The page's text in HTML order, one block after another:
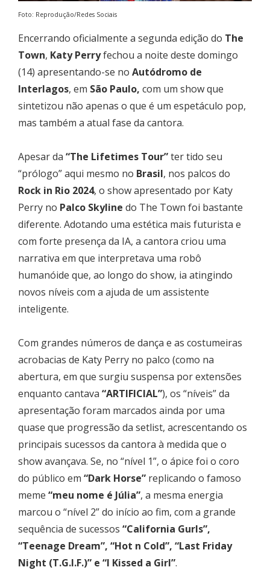
Foto: Reprodução/Redes Sociais
Encerrando oficialmente a segunda edição do The
Town, Katy Perryfechou a noite deste domingo
(14) apresentando-se no Autódromo de
Interlagos, em São Paulo, com um show que
sintetizou não apenas o que é um espetáculo pop,
mas também a atual fase da cantora.
Apesar da “The Lifetimes Tour”ter tido seu
“prólogo” aqui mesmo no Brasil, nos palcos do
Rock in Rio 2024, o show apresentado por Katy
Perry no Palco Skyline do The Town foi bastante
diferente. Adotando uma estética mais futurista e
com forte presença da IA, a cantora criou uma
narrativa em que interpretava uma robô
humanóide que, ao longo do show, ia atingindo
novos níveis com a ajuda de um assistente
inteligente.
Com grandes números de dança e as costumeiras
acrobacias de Katy Perry no palco (como na
abertura, em que surgiu suspensa por extensões
enquanto cantava “ARTIFICIAL”), os “níveis” da
apresentação foram marcados ainda por uma
quase que progressão da setlist, acrescentando os
principais sucessos da cantora à medida que o
show avançava. Se, no “nível 1”, o ápice foi o coro
do público em “Dark Horse” replicando o famoso
meme “meu nome é Júlia”, a mesma energia
marcou o “nível 2” do início ao fim, com a grande
sequência de sucessos “California Gurls”,
“Teenage Dream”, “Hot n Cold”, “Last Friday
Night (T.G.I.F.)” e “I Kissed a Girl”.